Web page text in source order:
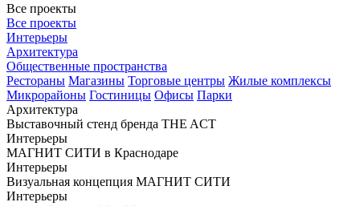
Все проекты
Все проекты
Интерьеры
Архитектура
Общественные пространства
Рестораны Магазины Торговые центры Жилые комплексы
Микрорайоны Гостиницы Офисы Парки
Архитектура
Выставочный стенд бренда THE ACT
Интерьеры
МАГНИТ СИТИ в Краснодаре
Интерьеры
Визуальная концепция МАГНИТ СИТИ
Интерьеры